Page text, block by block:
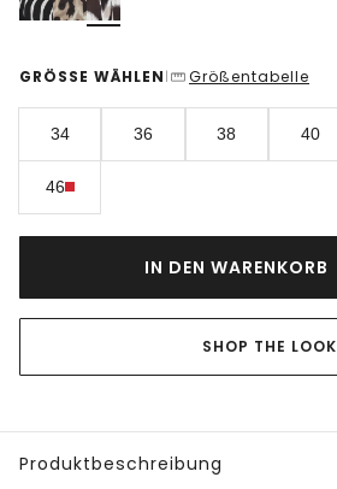
GRÖSSE WÄHLEN | Größentabelle
34 36 38 40
46
IN DEN WARENKORB
SHOP THE LOOK
Produktbeschreibung